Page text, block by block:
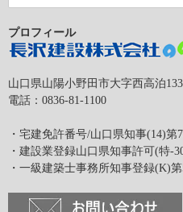
プロフィール
山口県山陽小野田市大字西高泊
電話：0836-81-1100
・宅建免許番号/山口県知事(14)第
・建設業登録山口県知事許可(特-
・一級建築士事務所知事登録(K)